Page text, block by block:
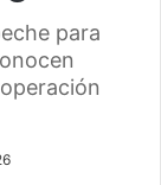
para